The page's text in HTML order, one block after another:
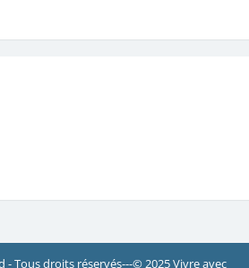
- Tous droits réservés---© 2025 Vivre avec